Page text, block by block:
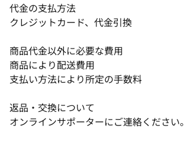
代金の支払方法
クレジットカード、代金引換
商品代金以外に必要な費用
商品により配送費用
支払い方法により所定の手数料
返品・交換について
オンラインサポーターにご連絡ください。